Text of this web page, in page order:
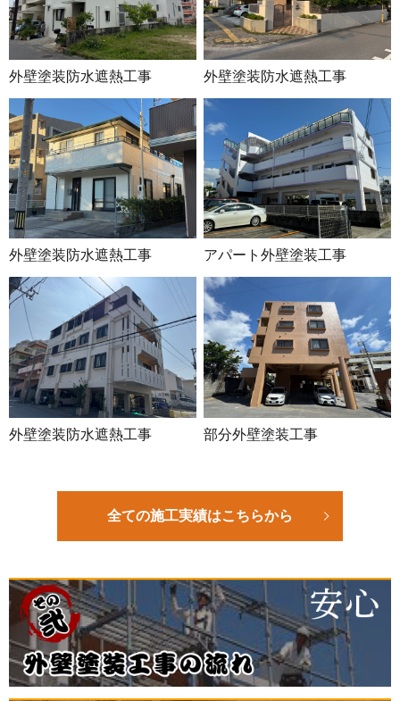
外壁塗装防水遮熱工事 外壁塗装防水遮熱工事
外壁塗装防水遮熱工事 アパート外壁塗装工事
外壁塗装防水遮熱工事 部分外壁塗装工事
全ての施工実績はこちらから